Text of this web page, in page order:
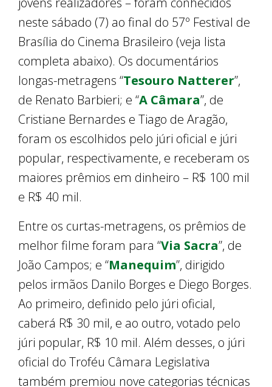
neste sábado (7) ao final do 57º Festival de
Brasília do Cinema Brasileiro (veja lista
completa abaixo). Os documentários
longas-metragens “Tesouro Natterer”,
de Renato Barbieri; e “A Câmara”, de
Cristiane Bernardes e Tiago de Aragão,
foram os escolhidos pelo júri oficial e júri
popular, respectivamente, e receberam os
maiores prêmios em dinheiro – R$ 100 mil
e R$ 40 mil.
Entre os curtas-metragens, os prêmios de
melhor filme foram para “Via Sacra”, de
João Campos; e “Manequim”, dirigido
pelos irmãos Danilo Borges e Diego Borges.
Ao primeiro, definido pelo júri oficial,
caberá R$ 30 mil, e ao outro, votado pelo
júri popular, R$ 10 mil. Além desses, o júri
oficial do Troféu Câmara Legislativa
também premiou nove categorias técnicas